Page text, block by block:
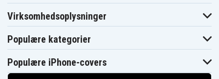
Virksomhedsoplysninger
Populære kategorier
Populære iPhone-covers